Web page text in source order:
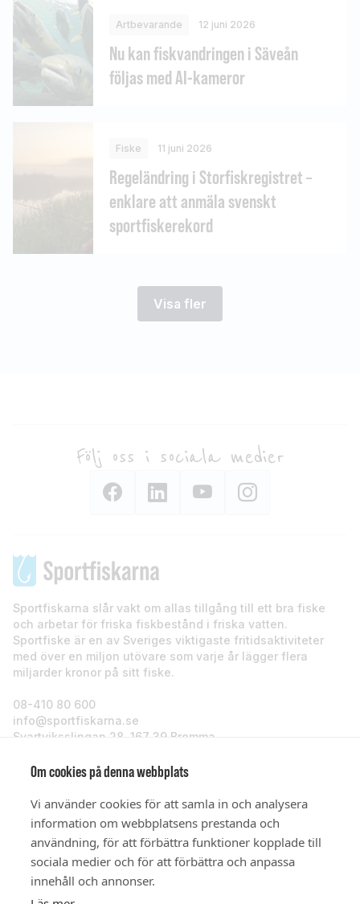
Om cookies på denna webbplats
Vi använder cookies för att samla in och analysera
information om webbplatsens prestanda och
användning, för att förbättra funktioner kopplade till
sociala medier och för att förbättra och anpassa
innehåll och annonser.
Artbevarande 12 juni 2026
Nu kan fiskvandringen i Säveån
följas med AI-kameror
Fiske 11 juni 2026
Regeländring i Storfiskregistret –
enklare att anmäla svenskt
sportfiskerekord
Visa fler
Följ oss i sociala medier
Sportfiskarna slår vakt om allas tillgång till ett bra fiske
och arbetar för friska fiskbestånd i friska vatten.
Sportfiske är en av Sveriges viktigaste fritidsaktiviteter
med över en miljon utövare som varje år lägger flera
miljarder kronor på sitt fiske.
08-410 80 600
info@sportfiskarna.se
Svartviksslingan 28, 167 39 Bromma
Sportfiskarna
Om oss
Stöd oss